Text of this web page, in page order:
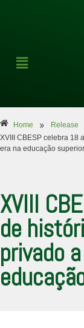
Home » Release
XVIII CBESP celebra 18
era na educação superior
XVIII
de
privado